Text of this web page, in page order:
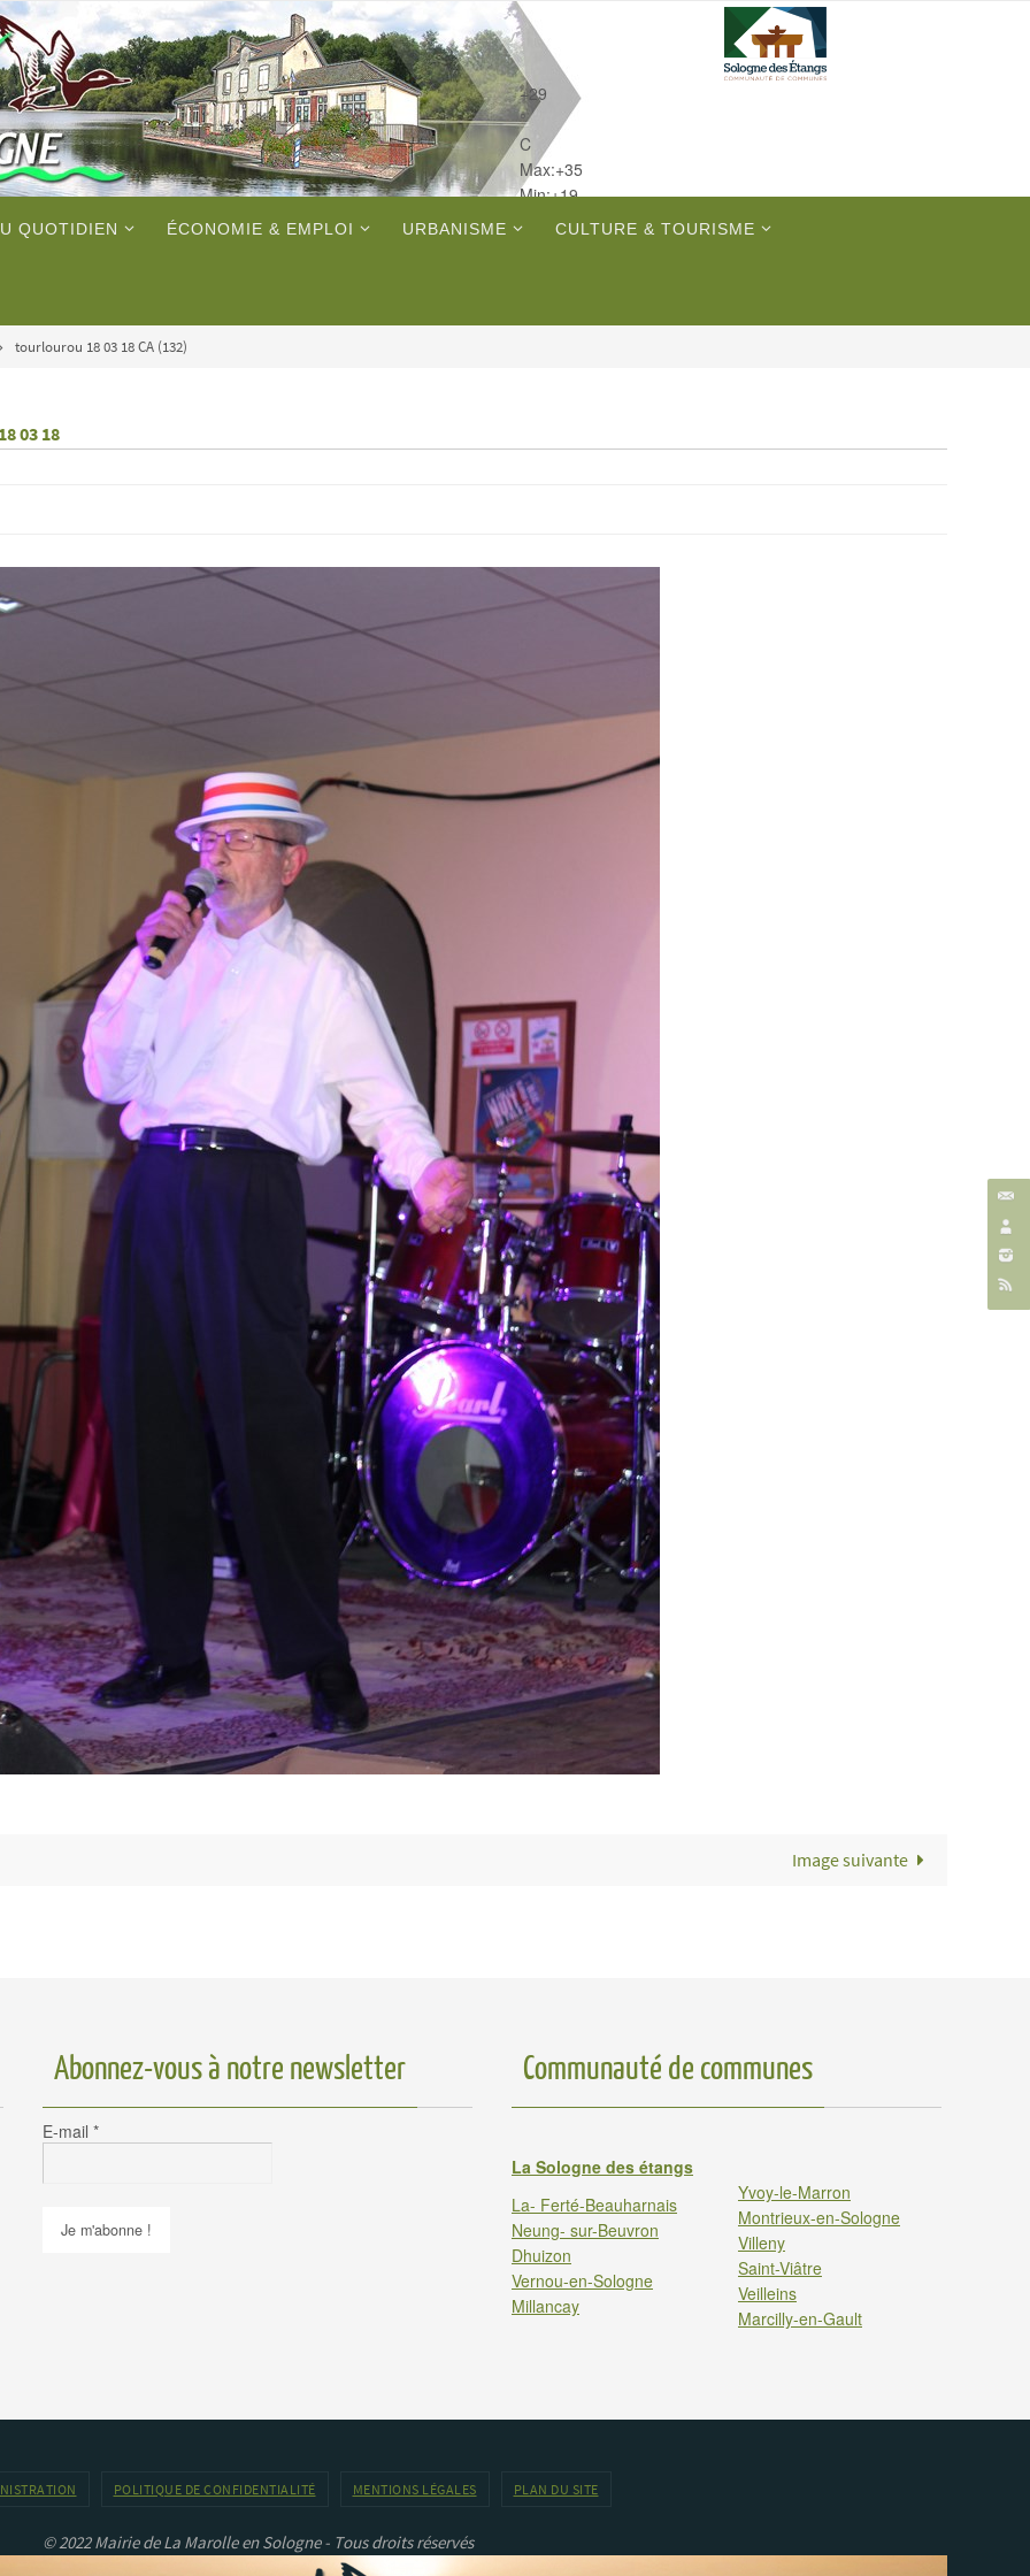
+29
°
C
Max:+35
Min:+19
QUOTIDIEN ÉCONOMIE & EMPLOI URBANISME CULTURE & TOURISME
tourlourou 18 03 18 CA (132)
03 18
Image suivante
Abonnez-vous à notre newsletter
E-mail *
Communauté de communes
La Sologne des étangs
La- Ferté-Beauharnais
Neung- sur-Beuvron
Dhuizon
Vernou-en-Sologne
Millancay
Yvoy-le-Marron
Montrieux-en-Sologne
Villeny
Saint-Viâtre
Veilleins
Marcilly-en-Gault
POLITIQUE DE CONFIDENTIALITÉ MENTIONS LÉGALES PLAN DU SITE
© 2022 Mairie de La Marolle en Sologne - Tous droits réservés